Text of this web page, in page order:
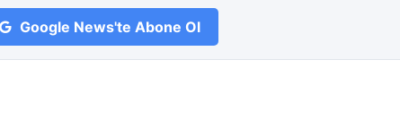
Google News'te Abone Ol